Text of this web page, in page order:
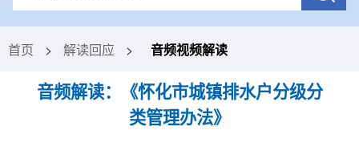
首页 > 解读回应 > 音频视频解读
音频解读：《怀化市城镇排水户分级分
类管理办法》